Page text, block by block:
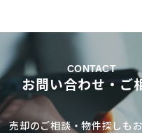
CONTACT
お問い合わせ・ご
売却のご相談・物件探しも